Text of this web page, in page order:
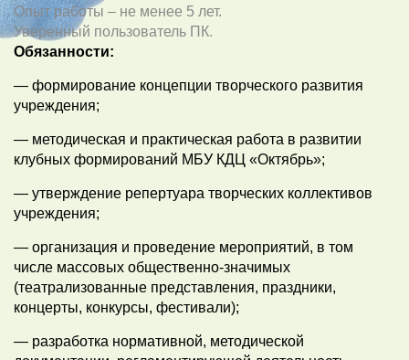
Опыт работы – не менее 5 лет.
Уверенный пользователь ПК.
Обязанности:
— формирование концепции творческого развития
учреждения;
— методическая и практическая работа в развитии
клубных формирований МБУ КДЦ «Октябрь»;
— утверждение репертуара творческих коллективов
учреждения;
— организация и проведение мероприятий, в том
числе массовых общественно-значимых
(театрализованные представления, праздники,
концерты, конкурсы, фестивали);
— разработка нормативной, методической